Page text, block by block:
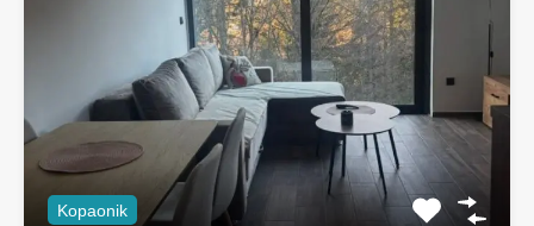
Kopaonik